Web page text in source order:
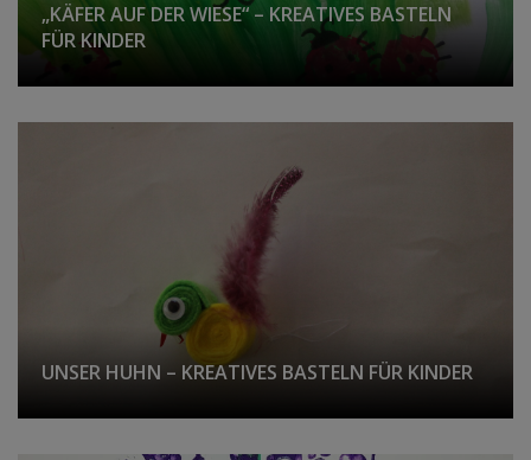
„KÄFER AUF DER WIESE“ – KREATIVES BASTELN
FÜR KINDER
UNSER HUHN – KREATIVES BASTELN FÜR KINDER